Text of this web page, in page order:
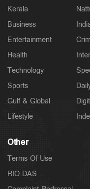
സിജെപി
നടപടി
Kerala
Business
Entertainment
Health
Technology
Sports
Gulf & Global
Lifestyle
Other
Terms Of Use
RIO DAS